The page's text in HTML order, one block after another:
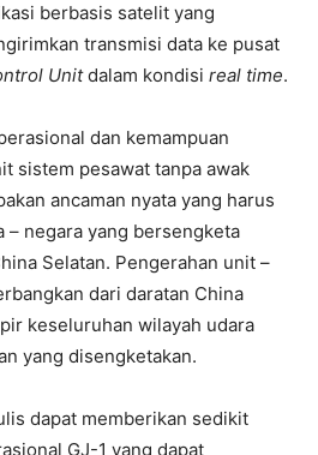
berbasis satelit yang
transmisi data ke pusat
Unitdalam kondisi real time.
dan kemampuan
sistem pesawat tanpa awak
ancaman nyata yang harus
– negara yang bersengketa
Selatan. Pengerahan unit –
dari daratan China
keseluruhan wilayah udara
yang disengketakan.
dapat memberikan sedikit
GJ-1 yang dapat